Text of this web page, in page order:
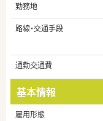
勤務地
路線・交通手段
通勤交通費
基本情報
雇用形態